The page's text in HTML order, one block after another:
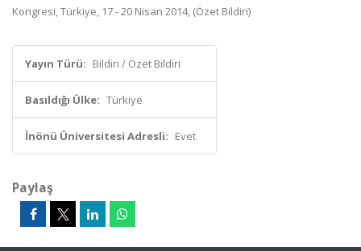
Kongresi, Türkiye, 17 - 20 Nisan 2014, (Özet Bildiri)
Yayın Türü: Bildiri / Özet Bildiri
Basıldığı Ülke: Türkiye
İnönü Üniversitesi Adresli: Evet
Paylaş